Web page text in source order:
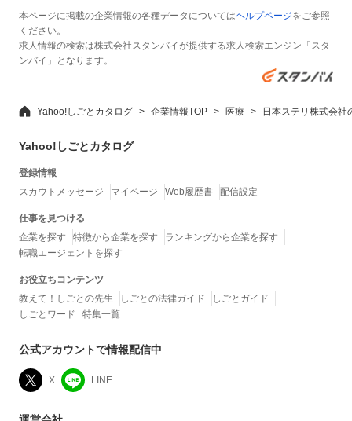
本ページに掲載の企業情報の各種データについてはヘルプページをご参照
ください。
求人情報の検索は株式会社スタンバイが提供する求人検索エンジン「スタ
ンバイ」となります。
Yahoo!しごとカタログ 企業情報TOP 医療 日本ステリ株式会社
Yahoo!しごとカタログ
登録情報
スカウトメッセージ
マイページ Web履歴書 配信設定
仕事を見つける
企業を探す
特徴から企業を探す
ランキングから企業を探す
転職エージェントを探す
お役立ちコンテンツ
教えて！しごとの先生
しごとの法律ガイド
しごとガイド
しごとワード
特集一覧
公式アカウントで情報配信中
X LINE